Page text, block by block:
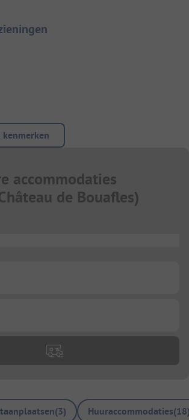
accommodaties
de Bouafles)
(3) Huuraccommodaties(18